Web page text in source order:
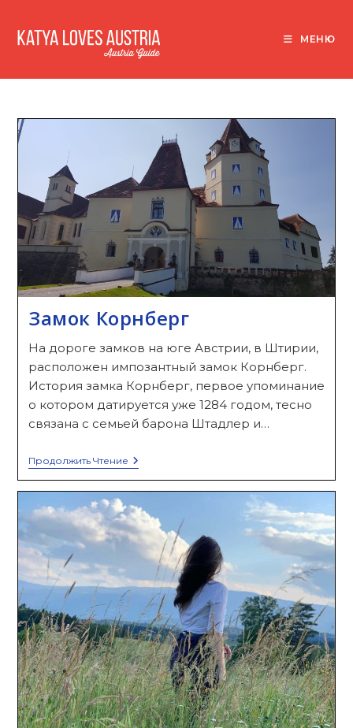
содержимому
МЕНЮ
Замок Корнберг
На дороге замков на юге Австрии, в Штирии,
расположен импозантный замок Корнберг.
История замка Корнберг, первое упоминание
о котором датируется уже 1284 годом, тесно
связана с семьей барона Штадлер и…
Продолжить ЧтениеЗамок
Корнберг